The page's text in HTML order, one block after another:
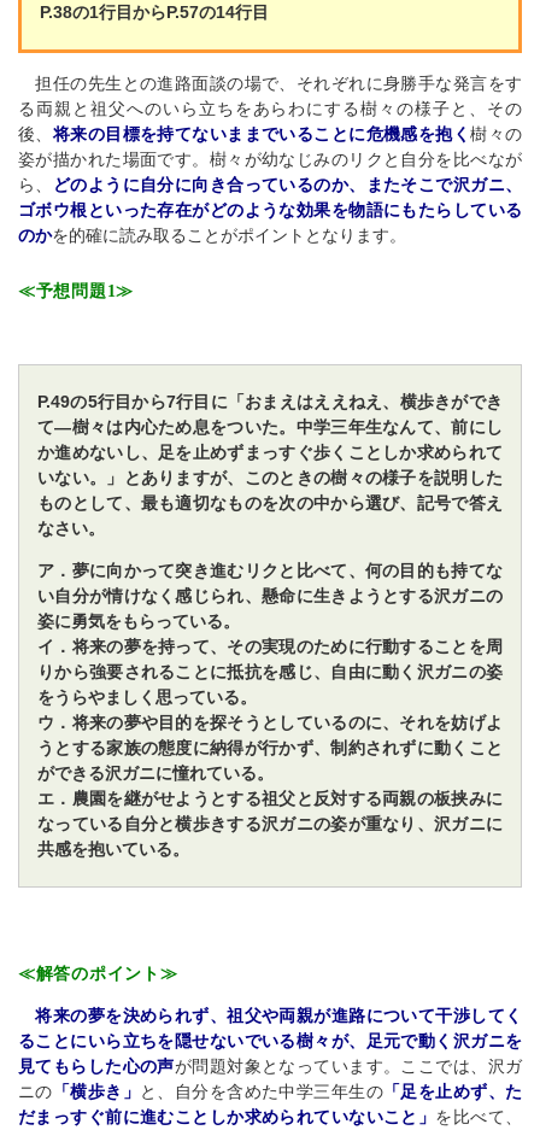
P.38の1行目からP.57の14行目
担任の先生との進路面談の場で、それぞれに身勝手な発言をす
る両親と祖父へのいら立ちをあらわにする樹々の様子と、その
後、将来の目標を持てないままでいることに危機感を抱く樹々の
姿が描かれた場面です。樹々が幼なじみのリクと自分を比べなが
ら、
どのように自分に向き合っているのか、またそこで沢ガニ、
ゴボウ根といった存在がどのような効果を物語にもたらしている
のかを的確に読み取ることがポイントとなります。
≪予想問題1≫
P.49の5行目から7行目に「おまえはええねえ、横歩きができ
て―樹々は内心ため息をついた。中学三年生なんて、前にし
か進めないし、足を止めずまっすぐ歩くことしか求められて
いない。」とありますが、このときの樹々の様子を説明した
ものとして、最も適切なものを次の中から選び、記号で答え
なさい。
ア．夢に向かって突き進むリクと比べて、何の目的も持てな
い自分が情けなく感じられ、懸命に生きようとする沢ガニの
姿に勇気をもらっている。
イ．将来の夢を持って、その実現のために行動することを周
りから強要されることに抵抗を感じ、自由に動く沢ガニの姿
をうらやましく思っている。
ウ．将来の夢や目的を探そうとしているのに、それを妨げよ
うとする家族の態度に納得が行かず、制約されずに動くこと
ができる沢ガニに憧れている。
エ．農園を継がせようとする祖父と反対する両親の板挟みに
なっている自分と横歩きする沢ガニの姿が重なり、沢ガニに
共感を抱いている。
≪解答のポイント≫
将来の夢を決められず、祖父や両親が進路について干渉してく
ることにいら立ちを隠せないでいる樹々が、足元で動く沢ガニを
見てもらした心の声が問題対象となっています。ここでは、沢ガ
ニの 「横歩き」 と、自分を含めた中学三年生の 「足を止めず、た
だまっすぐ前に進むことしか求められていないこと」 を比べて、